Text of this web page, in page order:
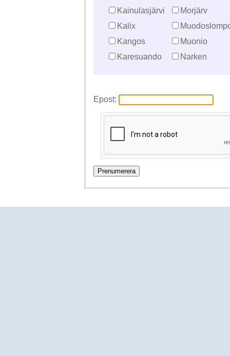
Kainulasjärvi
Morjärv
Kalix
Kangos
Muonio
Karesuando
Narken
Epost: